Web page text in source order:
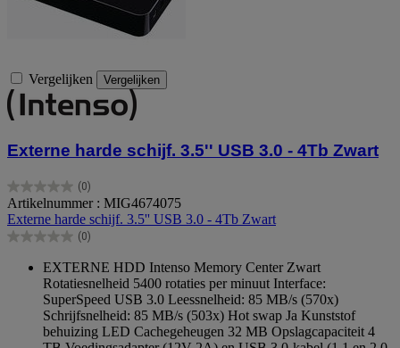
Vergelijken Vergelijken
Externe harde schijf. 3.5'' USB 3.0 - 4Tb Zwart
(0)
0.0
van
de
5
Artikelnummer : MIG4674075
Externe harde schijf. 3.5'' USB 3.0 - 4Tb Zwart
(0)
0.0
sterren.
EXTERNE HDD Intenso Memory Center Zwart
Rotatiesnelheid 5400 rotaties per minuut Interface:
SuperSpeed USB 3.0 Leessnelheid: 85 MB/s (570x)
Schrijfsnelheid: 85 MB/s (503x) Hot swap Ja Kunststof
behuizing LED Cachegeheugen 32 MB Opslagcapaciteit 4